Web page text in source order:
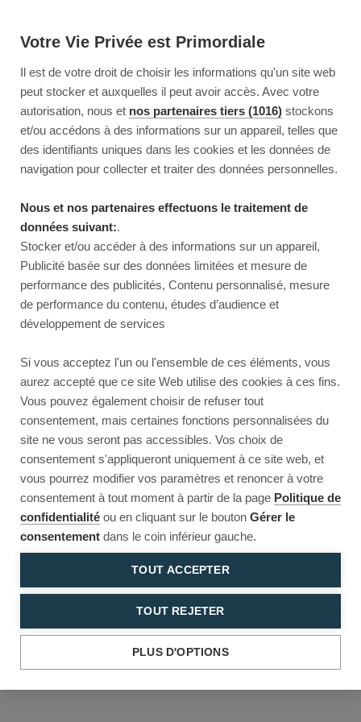
Votre Vie Privée est Primordiale
Il est de votre droit de choisir les informations qu'un site web
peut stocker et auxquelles il peut avoir accès. Avec votre
autorisation, nous et nos partenaires tiers (1016) stockons
et/ou accédons à des informations sur un appareil, telles que
des identifiants uniques dans les cookies et les données de
navigation pour collecter et traiter des données personnelles.
Nous et nos partenaires effectuons le traitement de
données suivant:.
Stocker et/ou accéder à des informations sur un appareil,
Publicité basée sur des données limitées et mesure de
performance des publicités, Contenu personnalisé, mesure
de performance du contenu, études d’audience et
développement de services
Si vous acceptez l'un ou l'ensemble de ces éléments, vous
aurez accepté que ce site Web utilise des cookies à ces fins.
Vous pouvez également choisir de refuser tout
consentement, mais certaines fonctions personnalisées du
site ne vous seront pas accessibles. Vos choix de
consentement s'appliqueront uniquement à ce site web, et
vous pourrez modifier vos paramètres et renoncer à votre
consentement à tout moment à partir de la page Politique de
confidentialité ou en cliquant sur le bouton Gérer le
consentement dans le coin inférieur gauche.
TOUT ACCEPTER
TOUT REJETER
PLUS D'OPTIONS
Reload to try again, or go back.
Reload Back